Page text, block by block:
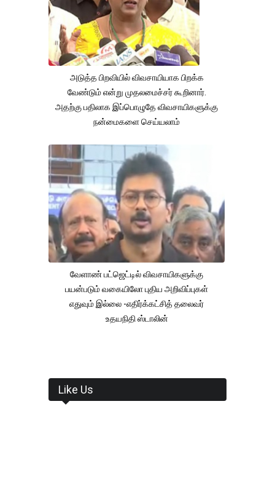
அடுத்த பிறவியில் விவசாயியாக பிறக்க
வேண்டும் என்று முதலமைச்சர் கூறினார்.
அதற்கு பதிலாக இப்பொழுதே விவசாயிகளுக்கு
நன்மைகளை செய்யலாம்
வேளாண் பட்ஜெட்டில் விவசாயிகளுக்கு
பயன்படும் வகையிலோ புதிய அறிவிப்புகள்
எதுவும் இல்லை -எதிர்க்கட்சித் தலைவர்
உதயநிதி ஸ்டாலின்
Like Us